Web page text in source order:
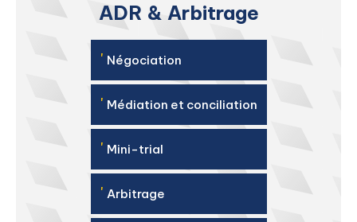
ADR & Arbitrage
' Négociation
' Médiation et conciliation
' Mini-trial
' Arbitrage